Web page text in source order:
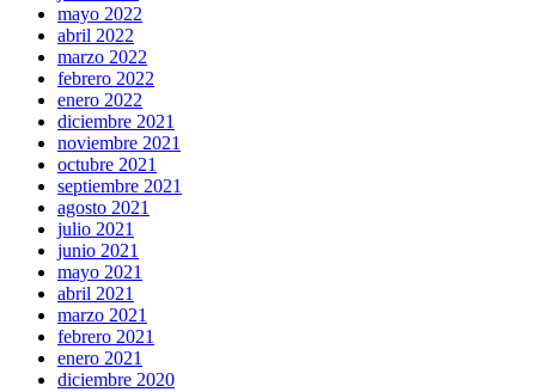
mayo 2022
abril 2022
marzo 2022
febrero 2022
enero 2022
diciembre 2021
noviembre 2021
octubre 2021
septiembre 2021
agosto 2021
julio 2021
junio 2021
mayo 2021
abril 2021
marzo 2021
febrero 2021
enero 2021
diciembre 2020